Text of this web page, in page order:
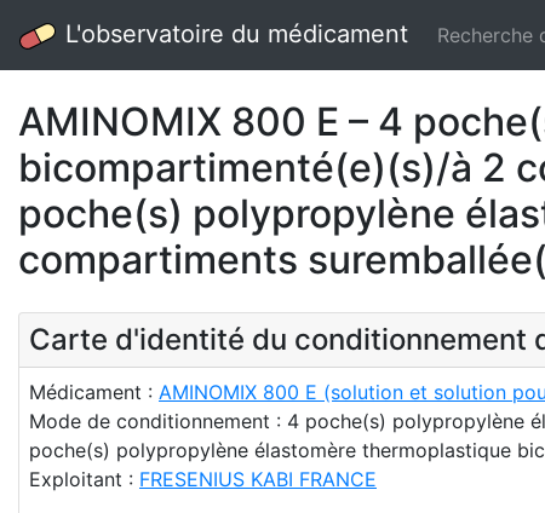
L'observatoire du médicament Recherche
AMINOMIX 800 E – 4
bicompartimenté(e)(s)/à 2
poche(s) polypropylène
compartiments
Carte d'identité du conditionnement
Médicament : AMINOMIX 800 E (solution et solution
Mode de conditionnement : 4 poche(s) polypropylène
poche(s) polypropylène élastomère thermoplastique
Exploitant : FRESENIUS KABI FRANCE